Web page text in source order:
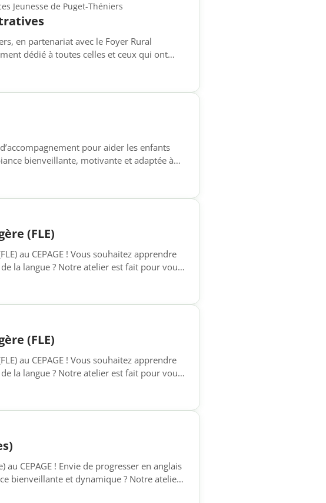
Jeunesse de Puget-Théniers
en partenariat avec le Foyer Rural
dédié à toutes celles et ceux qui ont
ou numériques. Chaque semaine,
et parents), une initiation […]
pour aider les enfants
bienveillante, motivante et adaptée à
16h30 à 18h Ce temps
(FLE)
au CEPAGE ! Vous souhaitez apprendre
la langue ? Notre atelier est fait pour vous
non-francophones qui souhaitent acquérir
(FLE)
au CEPAGE ! Vous souhaitez apprendre
la langue ? Notre atelier est fait pour vous
non-francophones qui souhaitent acquérir
CEPAGE ! Envie de progresser en anglais
bienveillante et dynamique ? Notre atelier
aux personnes ayant déjà